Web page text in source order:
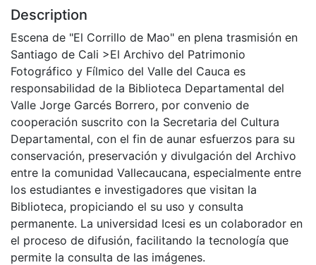
Description
Escena de "El Corrillo de Mao" en plena trasmisión en
Santiago de Cali >El Archivo del Patrimonio
Fotográfico y Fílmico del Valle del Cauca es
responsabilidad de la Biblioteca Departamental del
Valle Jorge Garcés Borrero, por convenio de
cooperación suscrito con la Secretaria del Cultura
Departamental, con el fin de aunar esfuerzos para su
conservación, preservación y divulgación del Archivo
entre la comunidad Vallecaucana, especialmente entre
los estudiantes e investigadores que visitan la
Biblioteca, propiciando el su uso y consulta
permanente. La universidad Icesi es un colaborador en
el proceso de difusión, facilitando la tecnología que
permite la consulta de las imágenes.